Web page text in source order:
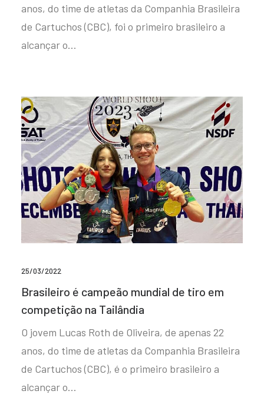
anos, do time de atletas da Companhia Brasileira
de Cartuchos (CBC), foi o primeiro brasileiro a
alcançar o…
25/03/2022
Brasileiro é campeão mundial de tiro em
competição na Tailândia
O jovem Lucas Roth de Oliveira, de apenas 22
anos, do time de atletas da Companhia Brasileira
de Cartuchos (CBC), é o primeiro brasileiro a
alcançar o…